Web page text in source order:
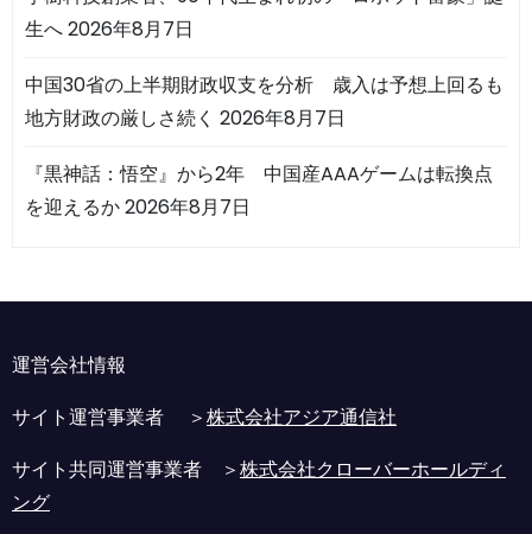
生へ2026年8月7日
中国30省の上半期財政収支を分析 歳入は予想上回るも
地方財政の厳しさ続く 2026年8月7日
『黒神話：悟空』から2年 中国産AAAゲームは転換点
を迎えるか2026年8月7日
運営会社情報
サイト運営事業者 ＞株式会社アジア通信社
サイト共同運営事業者 ＞株式会社クローバーホールディ
ング